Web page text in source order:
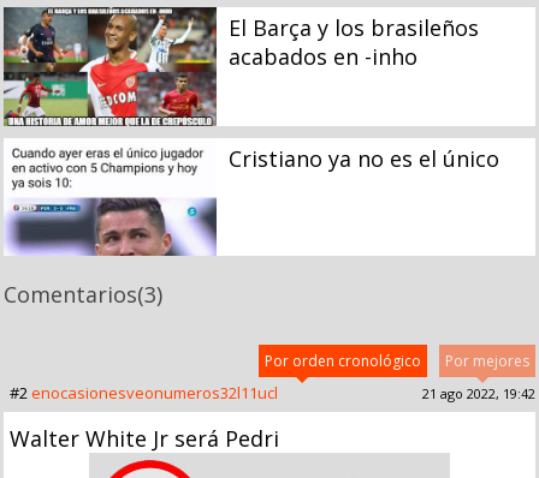
El Barça y los brasileños
acabados en -inho
Cristiano ya no es el único
Comentarios(3)
Por mejores
Por orden cronológico
#2enocasionesveonumeros32l11ucl 21 ago 2022, 19:42
Walter White Jr será Pedri